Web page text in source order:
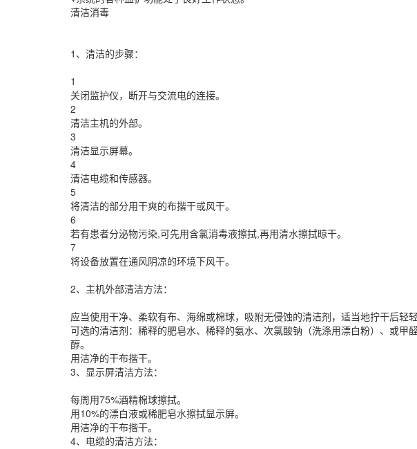
清洁消毒
1、清洁的步骤：
1
关闭监护仪，断开与交流电的连接。
2
清洁主机的外部。
3
清洁显示屏幕。
4
清洁电缆和传感器。
5
将清洁的部分用干爽的布揩干或风干。
6
若有患者分泌物污染,可先用含氯消毒液擦拭,再用清水擦拭晾干。
7
将设备放置在通风阴凉的环境下风干。
2、主机外部清洁方法：
应当使用干净、柔软有布、海绵或棉球，吸附无侵蚀的清洁剂，适当地拧干后轻轻
可选的清洁剂：稀释的肥皂水、稀释的氨水、次氯酸钠（洗涤用漂白粉）、或甲
醇。
用洁净的干布揩干。
3、显示屏清洁方法：
每周用75%酒精棉球擦拭。
用10%的漂白液或稀肥皂水擦拭显示屏。
用洁净的干布揩干。
4、电缆的清洁方法：